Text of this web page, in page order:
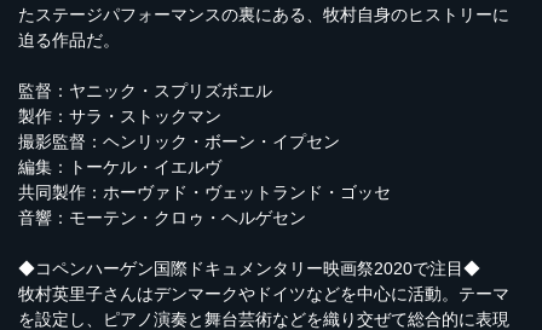
たステージパフォーマンスの裏にある、牧村自身のヒストリーに
迫る作品だ。
監督：ヤニック・スプリズボエル
製作：サラ・ストックマン
撮影監督：ヘンリック・ボーン・イプセン
編集：トーケル・イエルヴ
共同製作：ホーヴァド・ヴェットランド・ゴッセ
音響：モーテン・クロゥ・ヘルゲセン
◆コペンハーゲン国際ドキュメンタリー映画祭2020で注目◆
牧村英里子さんはデンマークやドイツなどを中心に活動。テーマ
を設定し、ピアノ演奏と舞台芸術などを織り交ぜて総合的に表現